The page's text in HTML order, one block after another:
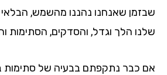
שאנחנו נהננו מהשמש, הבלאי
הלך וגדל, והסדקים, הסתימות
כבר נתקפתם בבעיה של סתימות